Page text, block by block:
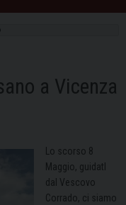
a Vicenza
Lo scorso 8
Maggio, guidatI
dal Vescovo
Corrado, ci siamo